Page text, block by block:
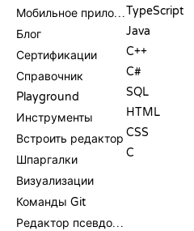
Мобильное приложение
Блог
Сертификации
Справочник
Playground
Инструменты
Встроить редактор
Шпаргалки
Визуализации
Команды Git
Редактор псевдокода
TypeScript
Java
C++
C#
SQL
HTML
CSS
C